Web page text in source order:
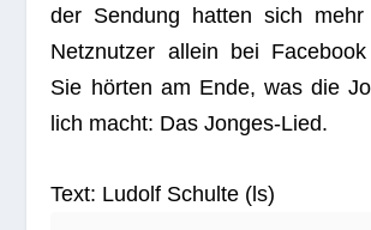
der Sen­dung hat­ten sich
Netz­nut­zer allein bei
Sie hör­ten am Ende, was die
lich macht: Das Jonges-Lied.
Text: Ludolf Schulte (ls)